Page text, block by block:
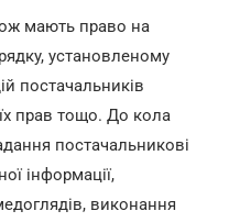
мають право на
установленому
постачальників
прав тощо. До кола
постачальникові
інформації,
виконання